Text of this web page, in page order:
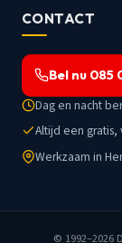
CONTACT
Bel nu 085
Dag en nacht
Altijd een
Werkzaam in
© 1992–2026